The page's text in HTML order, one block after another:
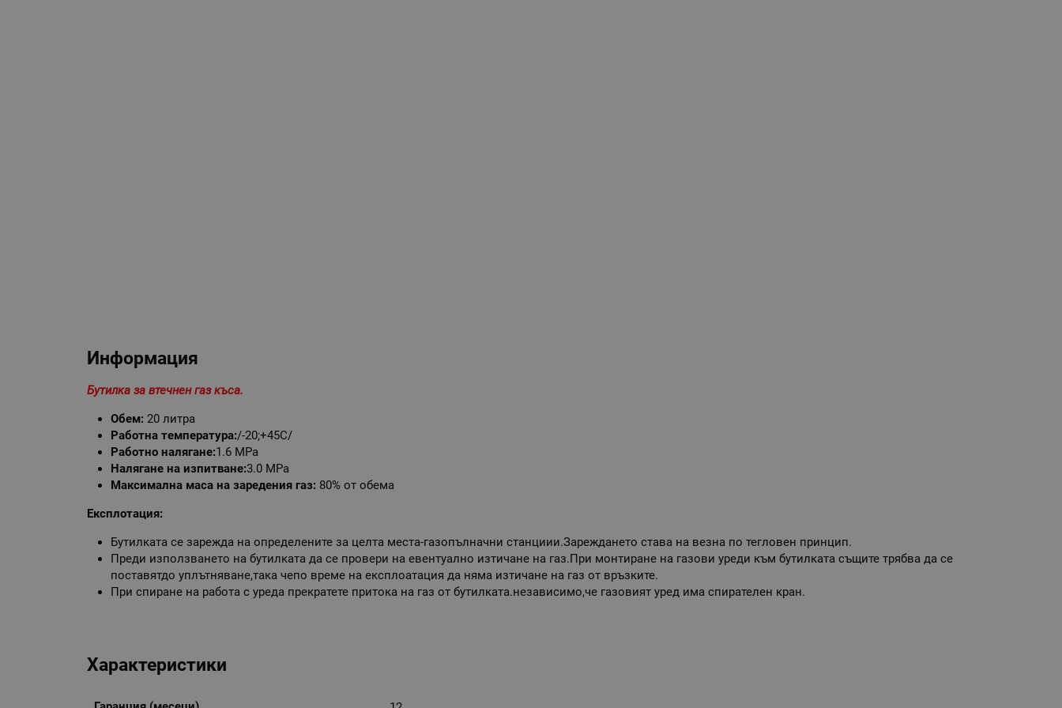
Информация
Бутилка за втечнен газ къса.
Обем: 20 литра
Работна температура:/-20;+45C/
Работно налягане:1.6 МРа
Налягане на изпитване:3.0 МРа
Максимална маса на заредения газ: 80% от обема
Експлотация:
Бутилката се зарежда на определените за целта места-газопълначни станциии.Зареждането става на везна по тегловен принцип.
Преди използването на бутилката да се провери на евентуално изтичане на газ.При монтиране на газови уреди към бутилката същите трябва да се
поставятдо уплътняване,така чепо време на експлоатация да няма изтичане на газ от връзките.
При спиране на работа с уреда прекратете притока на газ от бутилката.независимо,че газовият уред има спирателен кран.
Характеристики